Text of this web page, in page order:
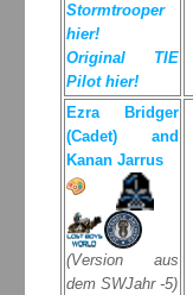
Stormtrooper
hier!
Original TIE
Pilot hier!
Ezra Bridger
(Cadet) and
Kanan Jarrus
(Version aus
dem SWJahr -5)